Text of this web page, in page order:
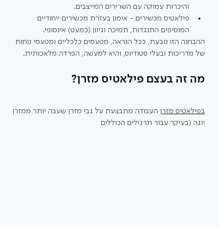
והיכרות עמוקה עם השרירים המייצבים.
פילאטיס מכשירים - אימון בעזרת מכשירים ייחודיים
המוסיפים התנגדות, תמיכה וגיוון (כמעט) אינסופי.
ההבחנה הזו נובעת, ככל הנראה, מטעמים כלכליים ומטעמי נוחות
של מדריכות ובעלי סטודיוס, והיא למעשה, הפרדה מלאכותית.
מה זה בעצם פילאטיס מזרן?
בפילאטיס מזרן העבודה מתבצעת על גבי מזרן שעבה יותר ממזרן
יוגה (בעיקר עבור תרגילים הכוללים